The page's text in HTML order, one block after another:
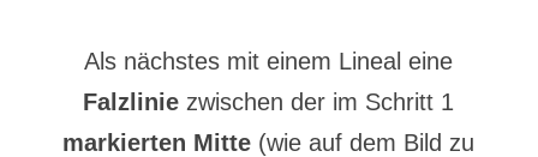
Als nächstes mit einem Lineal eine
Falzlinie zwischen der im Schritt 1
markierten Mitte (wie auf dem Bild zu